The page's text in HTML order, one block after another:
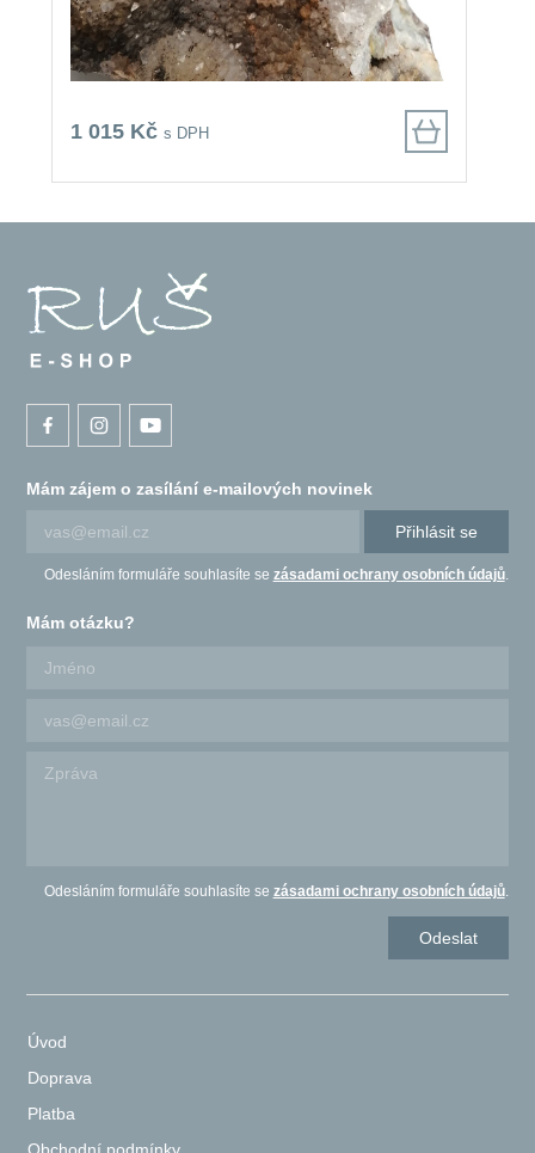
1 015 Kč s DPH
Mám zájem o zasílání e-mailových novinek
Přihlásit se
Odesláním formuláře souhlasíte se zásadami ochrany osobních údajů.
Mám otázku?
Odesláním formuláře souhlasíte se zásadami ochrany osobních údajů.
Úvod
Doprava
Platba